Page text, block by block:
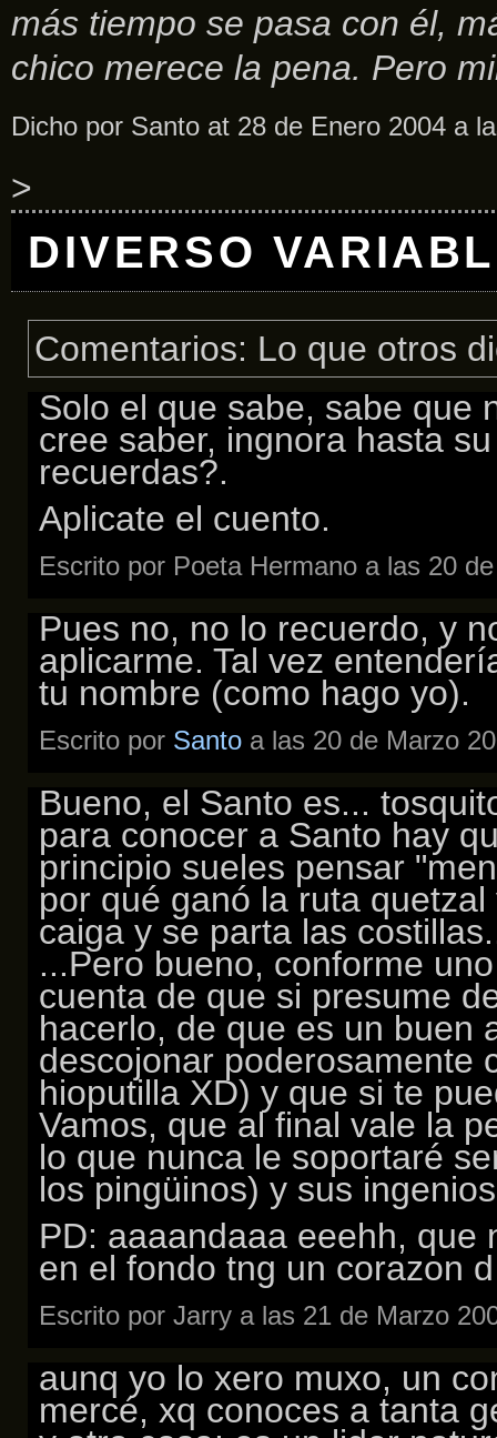
más tiempo se pasa con él,
chico merece la pena. Pero
Dicho por Santo at 28 de Enero 2004 a
>
DIVERSO
Comentarios: Lo que otros
Solo el que sabe, sabe que
cree saber, ingnora hasta
recuerdas?.
Aplicate el cuento.
Escrito por Poeta Hermano a las 20
Pues no, no lo recuerdo, y
aplicarme. Tal vez
tu nombre (como hago yo).
Escrito por Santo a las 20 de Marzo
Bueno, el Santo es...
para conocer a Santo hay
principio sueles pensar
por qué ganó la ruta
caiga y se parta las
...Pero bueno, conforme
cuenta de que si presume
hacerlo, de que es un buen
descojonar poderosamente
hioputilla XD) y que si te
Vamos, que al final vale la
lo que nunca le soportaré
los pingüinos) y sus
PD: aaaandaaa eeehh, que
en el fondo tng un corazon
Escrito por Jarry a las 21 de Marzo
aunq yo lo xero muxo, un
mercé, xq conoces a tanta